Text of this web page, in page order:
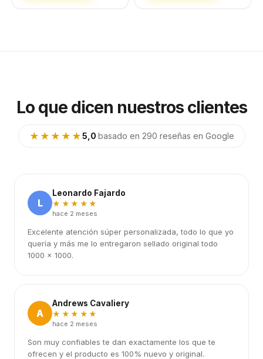
Lo que dicen nuestros clientes
★★★★★5,0·basado en 290 reseñas en Google
L
Leonardo Fajardo
★★★★★
hace 2 meses
Excelente atención súper personalizada, todo lo que yo
quería y más me lo entregaron sellado original todo
1000 x 1000.
A
Andrews Cavaliery
★★★★★
hace 2 meses
Son muy confiables te dan exactamente los que te
ofrecen y el producto es 100% nuevo y original.